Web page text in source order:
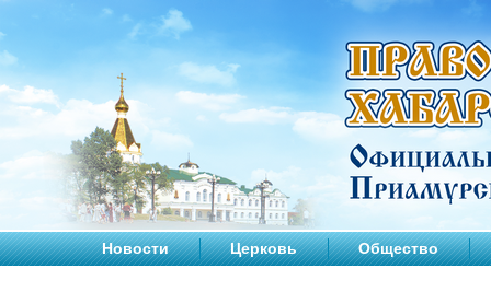
Новости Церковь Общество